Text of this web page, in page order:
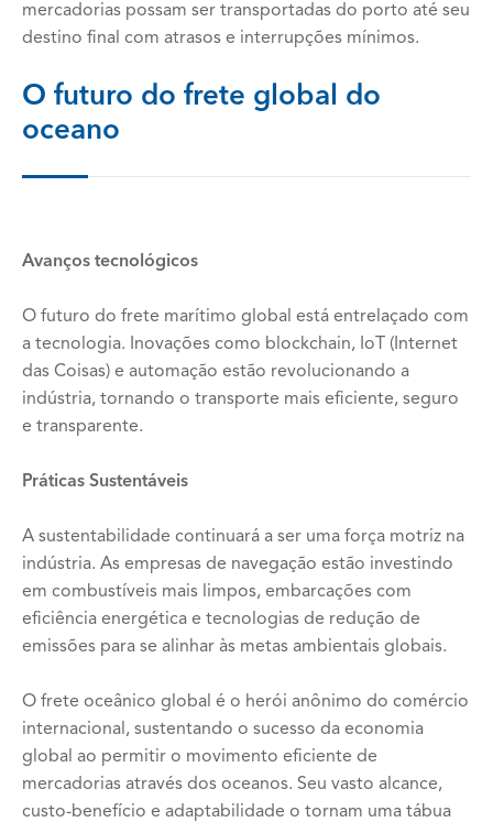
mercadorias possam ser transportadas do porto até seu
destino final com atrasos e interrupções mínimos.
O futuro do frete global do
oceano
Avanços tecnológicos
O futuro do frete marítimo global está entrelaçado com
a tecnologia. Inovações como blockchain, IoT (Internet
das Coisas) e automação estão revolucionando a
indústria, tornando o transporte mais eficiente, seguro
e transparente.
Práticas Sustentáveis
A sustentabilidade continuará a ser uma força motriz na
indústria. As empresas de navegação estão investindo
em combustíveis mais limpos, embarcações com
eficiência energética e tecnologias de redução de
emissões para se alinhar às metas ambientais globais.
O frete oceânico global é o herói anônimo do comércio
internacional, sustentando o sucesso da economia
global ao permitir o movimento eficiente de
mercadorias através dos oceanos. Seu vasto alcance,
custo-benefício e adaptabilidade o tornam uma tábua